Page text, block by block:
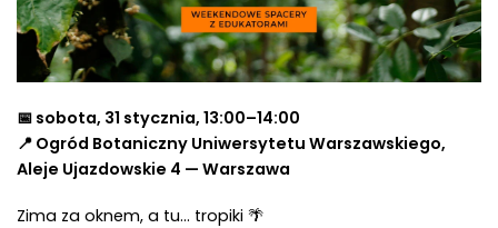
📅 sobota, 31 stycznia, 13:00–14:00
📍 Ogród Botaniczny Uniwersytetu Warszawskiego,
Aleje Ujazdowskie 4 — Warszawa
Zima za oknem, a tu… tropiki 🌴